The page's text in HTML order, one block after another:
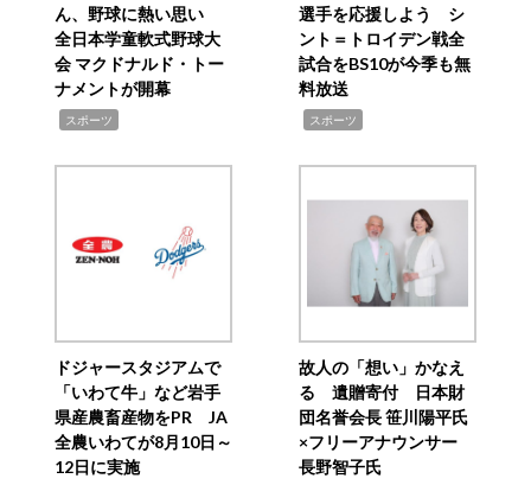
ん、野球に熱い思い
全日本学童軟式野球大
会 マクドナルド・トー
ナメントが開幕
スポーツ
選手を応援しよう シ
ント＝トロイデン戦全
試合をBS10が今季も無
料放送
スポーツ
ドジャースタジアムで
「いわて牛」など岩手
県産農畜産物をPR JA
全農いわてが8月10日～
12日に実施
故人の「想い」かなえ
る 遺贈寄付 日本財
団名誉会長 笹川陽平氏
×フリーアナウンサー
長野智子氏